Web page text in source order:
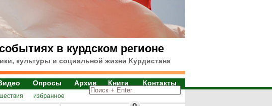
в курдском регионе
культуры и социальной жизни Курдистана
Опросы Архив Книги Контакты
избранное